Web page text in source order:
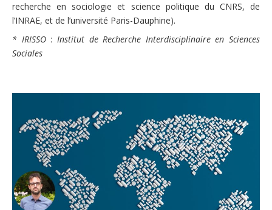
recherche en sociologie et science politique du CNRS, de
l’INRAE, et de l’université Paris-Dauphine).
* IRISSO: Institut de Recherche Interdisciplinaire en Sciences
Sociales